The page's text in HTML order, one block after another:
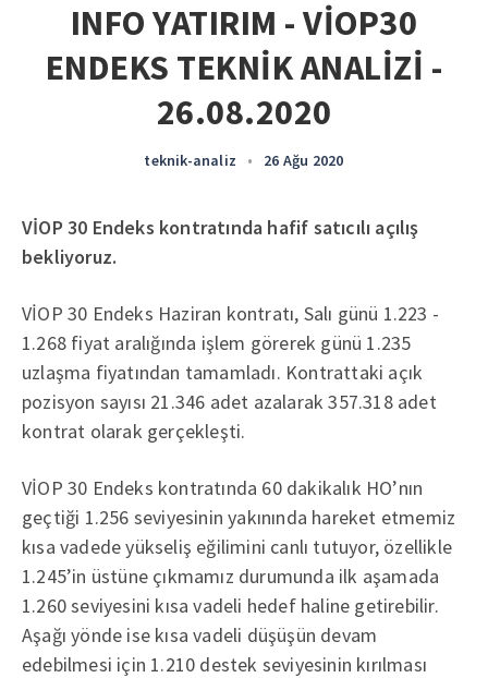
INFO YATIRIM - VİOP30
ENDEKS TEKNİK ANALİZİ -
26.08.2020
teknik-analiz • 26 Ağu 2020
VİOP 30 Endeks kontratında hafif satıcılı açılış
bekliyoruz.
VİOP 30 Endeks Haziran kontratı, Salı günü 1.223 -
1.268 fiyat aralığında işlem görerek günü 1.235
uzlaşma fiyatından tamamladı. Kontrattaki açık
pozisyon sayısı 21.346 adet azalarak 357.318 adet
kontrat olarak gerçekleşti.
VİOP 30 Endeks kontratında 60 dakikalık HO’nın
geçtiği 1.256 seviyesinin yakınında hareket etmemiz
kısa vadede yükseliş eğilimini canlı tutuyor, özellikle
1.245’in üstüne çıkmamız durumunda ilk aşamada
1.260 seviyesini kısa vadeli hedef haline getirebilir.
Aşağı yönde ise kısa vadeli düşüşün devam
edebilmesi için 1.210 destek seviyesinin kırılması